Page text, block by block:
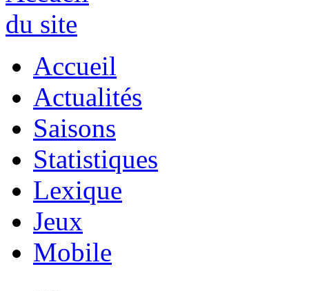
Accueil
Actualités
Saisons
Statistiques
Lexique
Jeux
Mobile